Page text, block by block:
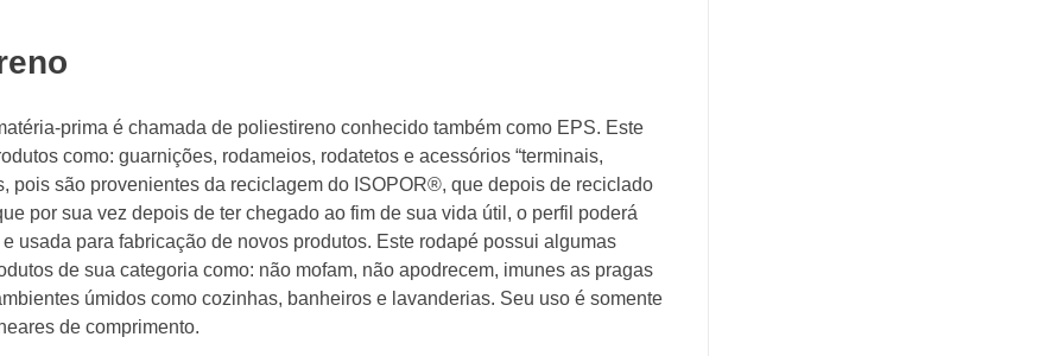
prima é chamada de poliestireno conhecido também como EPS. Este
como: guarnições, rodameios, rodatetos e acessórios “terminais,
pois são provenientes da reciclagem do ISOPOR®, que depois de reciclado
por sua vez depois de ter chegado ao fim de sua vida útil, o perfil poderá
usada para fabricação de novos produtos. Este rodapé possui algumas
de sua categoria como: não mofam, não apodrecem, imunes as pragas
úmidos como cozinhas, banheiros e lavanderias. Seu uso é somente
de comprimento.